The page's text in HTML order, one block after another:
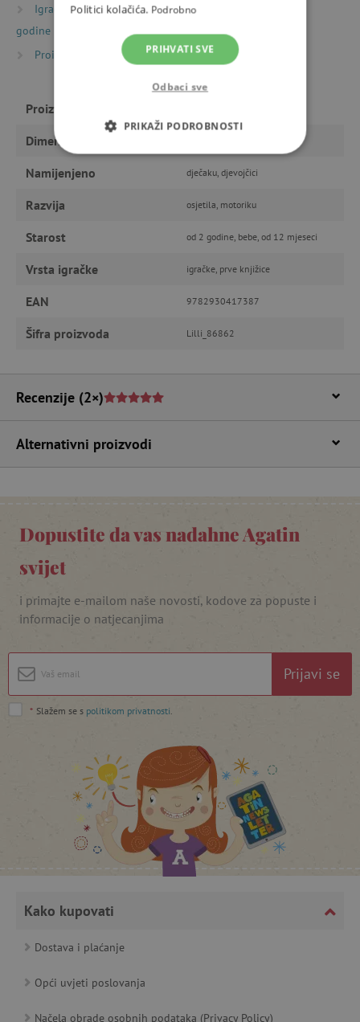
Igračke prema starosti
Igre i igračke za djecu od 2
godine
Proizvođači
Lilliputiens
Proizvođač
Dimenzije
Namijenjeno dječaku, djevojčici
Razvija osjetila, motoriku
Starost od 2 godine, bebe, od 12 mjeseci
Vrsta igračke igračke, prve knjižice
EAN 9782930417387
Šifra proizvoda Lilli_86862
Recenzije (2×)
Alternativni proizvodi
Dopustite da vas nadahne Agatin
svijet
i primajte e-mailom naše novosti, kodove za popuste i
informacije o natjecanjima
Prijavi se
* Slažem se s politikom privatnosti
Kako kupovati
Dostava i plaćanje
Opći uvjeti poslovanja
Načela obrade osobnih podataka (Privacy Policy)
Politici kolačića. Podrobno
PRIHVATI SVE
Odbaci sve
PRIKAŽI PODROBNOSTI
NUŽNO POTREBNI KOLAČIĆI
FUNKCIONALNOST
Funkcionalnost
funkcionalnost internetske stranice, kao što su
npr. upis korisnika na stranici te uređivanje
računa. Internetsku stranicu ne možete
Domena
www.agatinsvijet.hr
www.agatinsvijet.hr
lastVisitedProduct
_lb_ccc .agatinsvijet.hr